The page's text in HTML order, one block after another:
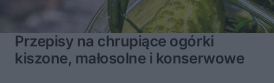
Przepisy na chrupiące ogórki
kiszone, małosolne i konserwowe